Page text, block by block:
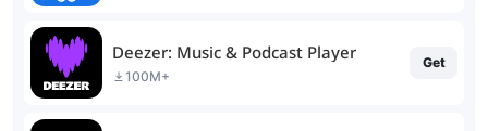
Deezer: Music & Podcast Player
100M+
Get